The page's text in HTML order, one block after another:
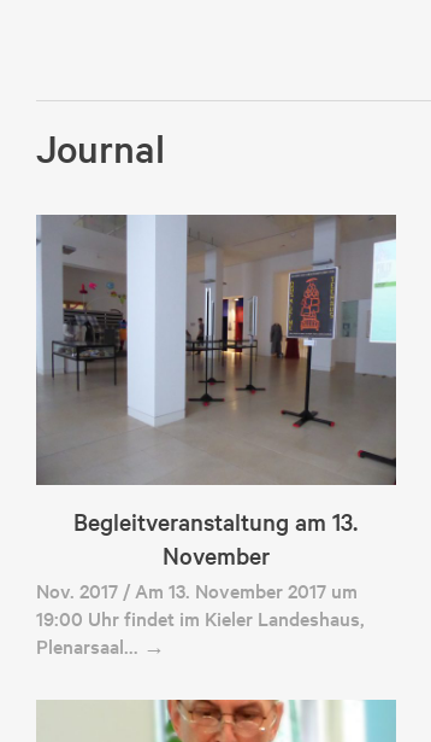
Journal
Begleitveranstaltung am 13.
November
Nov. 2017 / Am 13. November 2017 um
19:00 Uhr findet im Kieler Landeshaus,
Plenarsaal… →